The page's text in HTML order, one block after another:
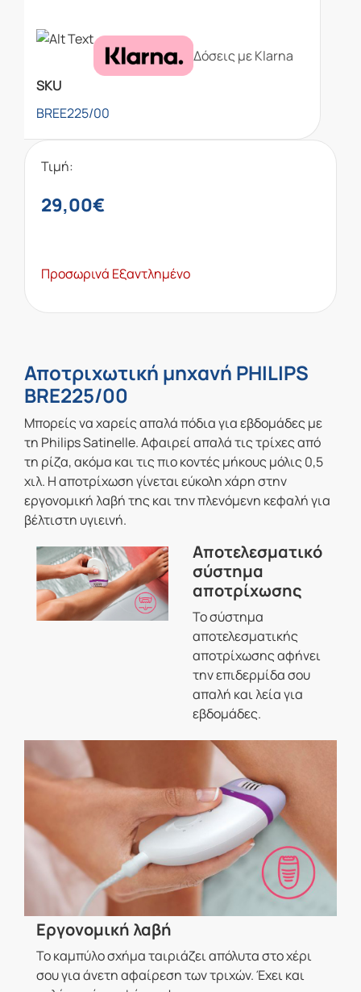
Δόσεις με Klarna
SKU
BREE225/00
Τιμή:
29,00€
Προσωρινά Εξαντλημένο
Αποτριχωτική μηχανή PHILIPS
BRE225/00
Μπορείς να χαρείς απαλά πόδια για εβδομάδες με
τη Philips Satinelle. Αφαιρεί απαλά τις τρίχες από
τη ρίζα, ακόμα και τις πιο κοντές μήκους μόλις 0,5
χιλ. Η αποτρίχωση γίνεται εύκολη χάρη στην
εργονομική λαβή της και την πλενόμενη κεφαλή για
βέλτιστη υγιεινή.
Αποτελεσματικό
σύστημα
αποτρίχωσης
Το σύστημα
αποτελεσματικής
αποτρίχωσης αφήνει
την επιδερμίδα σου
απαλή και λεία για
εβδομάδες.
Εργονομική λαβή
Το καμπύλο σχήμα ταιριάζει απόλυτα στο χέρι
σου για άνετη αφαίρεση των τριχών. Έχει και